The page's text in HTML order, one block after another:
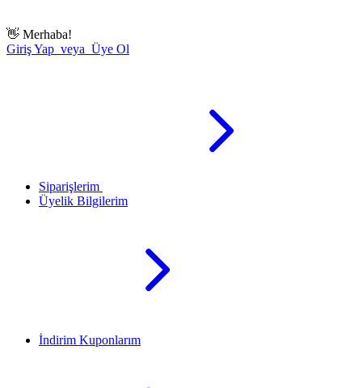
👋 Merhaba!
Giriş Yap veya Üye Ol
Siparişlerim
Üyelik Bilgilerim
İndirim Kuponlarım